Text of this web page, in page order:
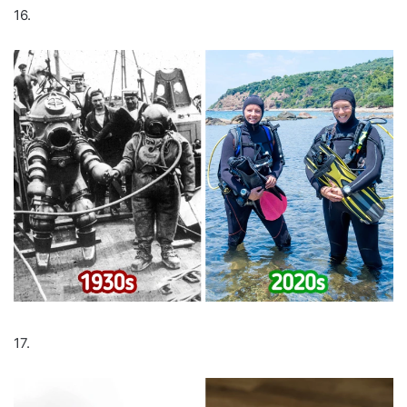
16.
17.